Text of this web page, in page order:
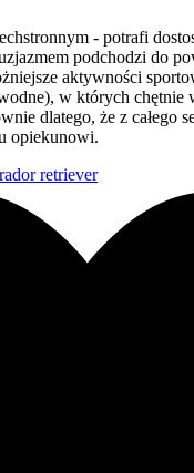
- potrafi
podchodzi do
aktywności
w których chętnie
dlatego, że z całego
opiekunowi.
retriever